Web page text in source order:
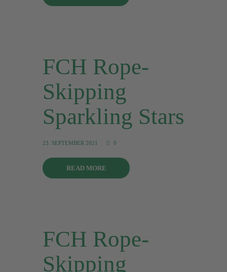
FCH Rope-
Skipping
Sparkling Stars
23. SEPTEMBER 2021 0
READ MORE
FCH Rope-
Skipping